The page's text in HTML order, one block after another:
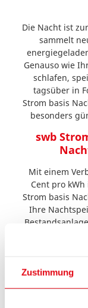
Zustimmung
Die Nacht ist
sammelt
Genauso wie
schlafen,
tagsüber in
Strom basis
besonders
swb
Mit einem
Cent pro
Strom basis
Ihre
zu zwei
AGB